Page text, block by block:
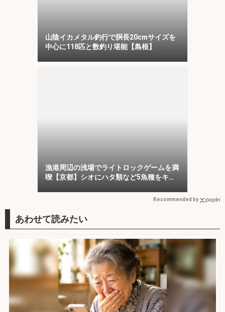
山陰イカメタル釣行で胴長20cmサイズを
中心に118匹と数釣り堪能【島根】
漁港周辺の浅場でライトロックゲームを満
喫【京都】シオにハタ類など5魚種をキャ
Recommended by